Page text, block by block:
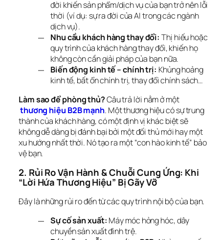
đời khiến sản phẩm/dịch vụ của bạn trở nên lỗi
thời (ví dụ: sự ra đời của AI trong các ngành
dịch vụ).
Nhu cầu khách hàng thay đổi: Thị hiếu hoặc
quy trình của khách hàng thay đổi, khiến họ
không còn cần giải pháp của bạn nữa.
Biến động kinh tế – chính trị: Khủng hoảng
kinh tế, bất ổn chính trị, thay đổi chính sách…
Làm sao để phòng thủ? Câu trả lời nằm ở một
thương hiệu B2B mạnh. Một thương hiệu có sự trung
thành của khách hàng, có một định vị khác biệt sẽ
không dễ dàng bị đánh bại bởi một đối thủ mới hay một
xu hướng nhất thời. Nó tạo ra một “con hào kinh tế” bảo
vệ bạn.
2. Rủi Ro Vận Hành & Chuỗi Cung Ứng: Khi
“Lời Hứa Thương Hiệu” Bị Gãy Vỡ
Đây là những rủi ro đến từ các quy trình nội bộ của bạn.
Sự cố sản xuất: Máy móc hỏng hóc, dây
chuyền sản xuất đình trệ.